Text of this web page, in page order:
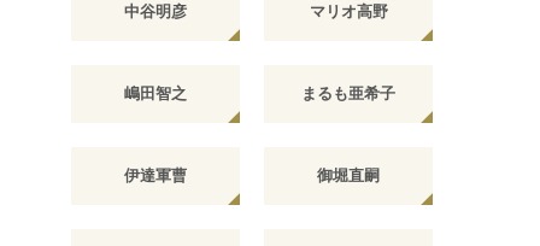
中谷明彦 マリオ高野
嶋田智之 まるも亜希子
伊達軍曹 御堀直嗣